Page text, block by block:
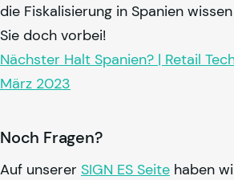
die Fiskalisierung in Spanien
Sie doch vorbei!
Nächster Halt Spanien? | Retail
März 2023
Noch Fragen?
Auf unserer SIGN ES Seite haben